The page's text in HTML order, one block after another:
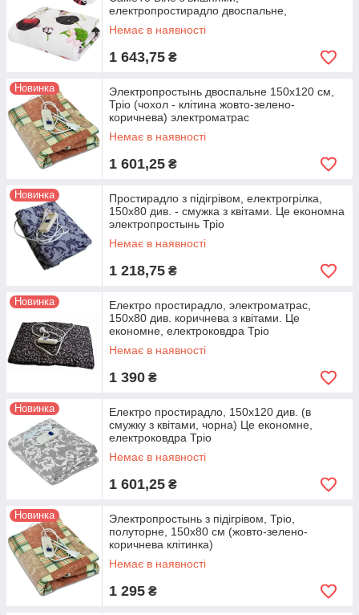
електропростирадло двоспальне,
термопростирадло
Немає в наявності
1 643,75 ₴
Новинка
Электропростынь двоспальне 150х120 см,
Тріо (чохол - клітина жовто-зелено-
коричнева) электроматрас
Немає в наявності
1 601,25 ₴
Новинка
Простирадло з підігрівом, електрогрілка,
150x80 див. - смужка з квітами. Це економна
электропростынь Тріо
Немає в наявності
1 218,75 ₴
Новинка
Електро простирадло, электроматрас,
150x80 див. коричнева з квітами. Це
економне, електроковдра Тріо
Немає в наявності
1 390 ₴
Новинка
Електро простирадло, 150x120 див. (в
смужку з квітами, чорна) Це економне,
електроковдра Тріо
Немає в наявності
1 601,25 ₴
Новинка
Электропростынь з підігрівом, Тріо,
полуторне, 150x80 см (жовто-зелено-
коричнева клітинка)
Немає в наявності
1 295 ₴